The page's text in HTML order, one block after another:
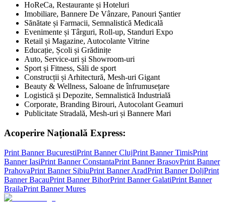
HoReCa, Restaurante și Hoteluri
Imobiliare, Bannere De Vânzare, Panouri Șantier
Sănătate și Farmacii, Semnalistică Medicală
Evenimente și Târguri, Roll-up, Standuri Expo
Retail și Magazine, Autocolante Vitrine
Educație, Școli și Grădinițe
Auto, Service-uri și Showroom-uri
Sport și Fitness, Săli de sport
Construcții și Arhitectură, Mesh-uri Gigant
Beauty & Wellness, Saloane de înfrumusețare
Logistică și Depozite, Semnalistică Industrială
Corporate, Branding Birouri, Autocolant Geamuri
Publicitate Stradală, Mesh-uri și Bannere Mari
Acoperire Națională Express:
Print BannerBucurestiPrint BannerClujPrint BannerTimisPrint
BannerIasiPrint BannerConstantaPrint BannerBrasovPrint Banner
PrahovaPrint Banner SibiuPrint BannerAradPrint BannerDoljPrint
BannerBacauPrint BannerBihorPrint BannerGalatiPrint Banner
BrailaPrint BannerMures